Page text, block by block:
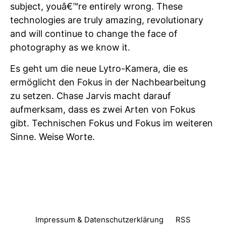
subject, youâ€™re entirely wrong. These
technologies are truly amazing, revolutionary
and will continue to change the face of
photography as we know it.
Es geht um die neue Lytro-Kamera, die es
ermöglicht den Fokus in der Nachbearbeitung
zu setzen. Chase Jarvis macht darauf
aufmerksam, dass es zwei Arten von Fokus
gibt. Technischen Fokus und Fokus im weiteren
Sinne. Weise Worte.
Impressum & Datenschutzerklärung RSS